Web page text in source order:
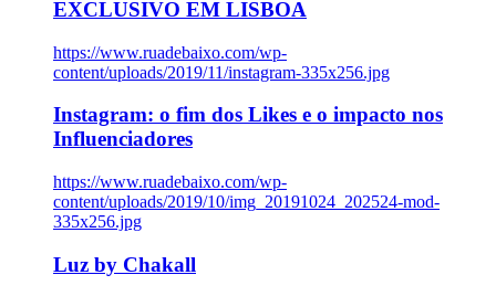
EXCLUSIVO EM LISBOA
https://www.ruadebaixo.com/wp-
content/uploads/2019/11/instagram-335x256.jpg
Instagram: o fim dos Likes e o impacto nos
Influenciadores
https://www.ruadebaixo.com/wp-
content/uploads/2019/10/img_20191024_202524-mod-
335x256.jpg
Luz by Chakall